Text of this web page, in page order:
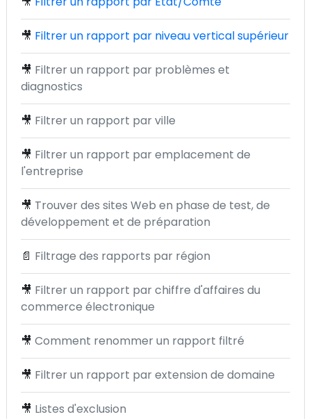
🎥 Filtrer un rapport par niveau vertical supérieur
🎥 Filtrer un rapport par problèmes et
diagnostics
🎥 Filtrer un rapport par ville
🎥 Filtrer un rapport par emplacement de
l'entreprise
🎥 Trouver des sites Web en phase de test, de
développement et de préparation
📄 Filtrage des rapports par région
🎥 Filtrer un rapport par chiffre d'affaires du
commerce électronique
🎥 Comment renommer un rapport filtré
🎥 Filtrer un rapport par extension de domaine
🎥 Listes d'exclusion